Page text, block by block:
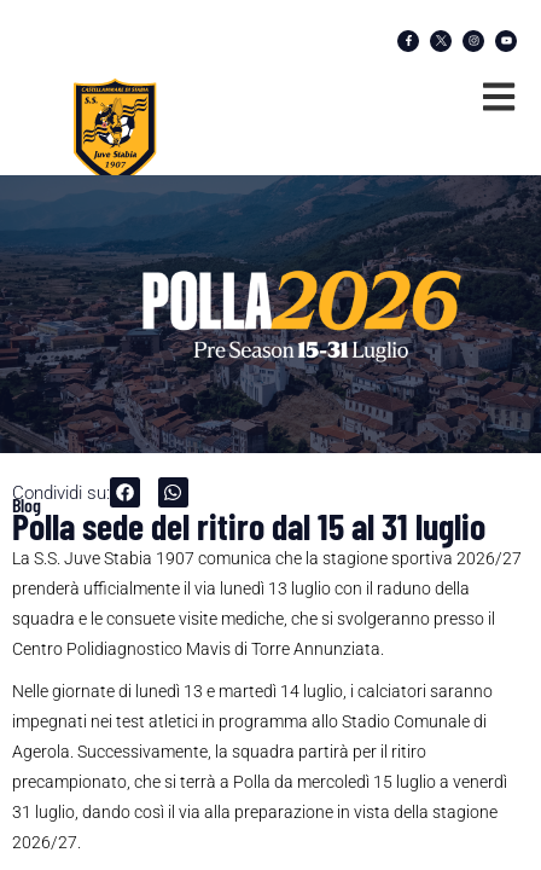
Condividi su:
Blog
Polla sede del ritiro dal 15 al 31 luglio
La S.S. Juve Stabia 1907 comunica che la stagione sportiva 2026/27
prenderà ufficialmente il via lunedì 13 luglio con il raduno della
squadra e le consuete visite mediche, che si svolgeranno presso il
Centro Polidiagnostico Mavis di Torre Annunziata.
Nelle giornate di lunedì 13 e martedì 14 luglio, i calciatori saranno
impegnati nei test atletici in programma allo Stadio Comunale di
Agerola. Successivamente, la squadra partirà per il ritiro
precampionato, che si terrà a Polla da mercoledì 15 luglio a venerdì
31 luglio, dando così il via alla preparazione in vista della stagione
2026/27.